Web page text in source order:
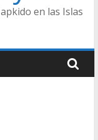
en las Islas